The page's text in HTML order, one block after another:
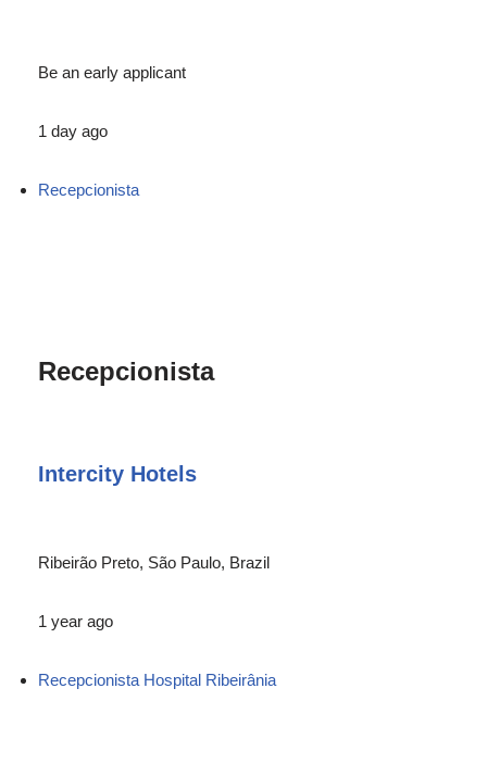
Be an early applicant
1 day ago
Recepcionista
Recepcionista
Intercity Hotels
Ribeirão Preto, São Paulo, Brazil
1 year ago
Recepcionista Hospital Ribeirânia